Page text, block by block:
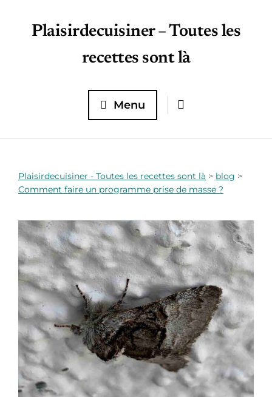
Plaisirdecuisiner – Toutes les
recettes sont là
Menu
Plaisirdecuisiner - Toutes les recettes sont là > blog >
Comment faire un programme prise de masse ?